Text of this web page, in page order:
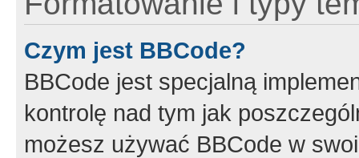
Czym jest BBCode?
BBCode jest specjalną
kontrolę nad tym jak
możesz używać BBCode w